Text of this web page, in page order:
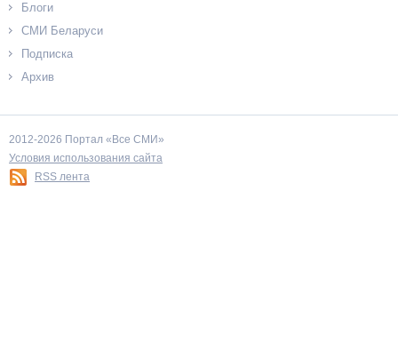
Блоги
СМИ Беларуси
Подписка
Архив
2012-2026 Портал «Все СМИ»
Условия использования сайта
RSS лента